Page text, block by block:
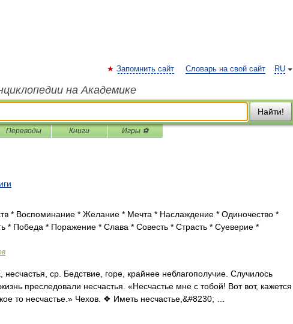
RU
Запомнить сайт Словарь на свой сайт
на Академике
Найти!
Переводы Книги Игры ⚽
* Воспоминание * Желание * Мечта * Наслаждение * Одиночество *
* Победа * Поражение * Слава * Совесть * Страсть * Суеверие *
ср. Бедствие, горе, крайнее неблагополучие. Случилось
преследовали несчастья. «Несчастье мне с тобой! Вот вот, кажется
то несчастье.» Чехов. ❖ Иметь несчастье,&#8230; …